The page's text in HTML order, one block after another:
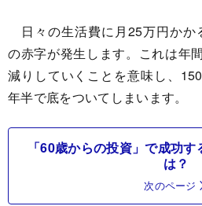
日々の生活費に月25万円かか
の赤字が発生します。これは年
減りしていくことを意味し、
年半で底をついてしまいます。
「60歳からの投資」で成功
は？
次のページ